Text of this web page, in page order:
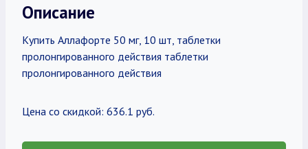
Описание
Купить Аллафорте 50 мг, 10 шт, таблетки
пролонгированного действия таблетки
пролонгированного действия
Цена со скидкой: 636.1 руб.